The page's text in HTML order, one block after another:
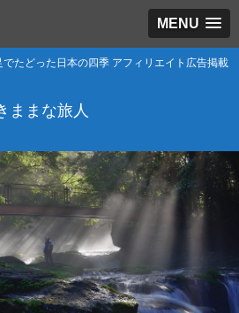
MENU
たどった日本の四季 アフィリエイト広告掲載
ままな旅人